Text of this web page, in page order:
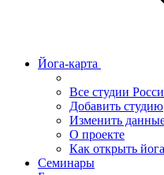
Йога-карта
Все студии
Добавить студию
Изменить
О проекте
Как открыть
Семинары